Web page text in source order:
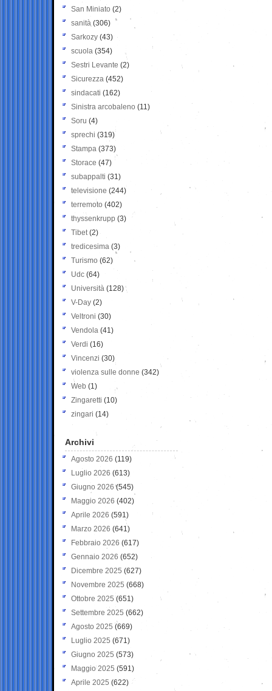
San Miniato (2)
sanità (306)
Sarkozy (43)
scuola (354)
Sestri Levante (2)
Sicurezza (452)
sindacati (162)
Sinistra arcobaleno (11)
Soru (4)
sprechi (319)
Stampa (373)
Storace (47)
subappalti (31)
televisione(244)
terremoto (402)
thyssenkrupp (3)
Tibet(2)
tredicesima (3)
Turismo (62)
Udc (64)
Università (128)
V-Day (2)
Veltroni (30)
Vendola (41)
Verdi (16)
Vincenzi (30)
violenza sulle donne (342)
Web (1)
Zingaretti (10)
zingari (14)
Archivi
Agosto 2026 (119)
Luglio 2026 (613)
Giugno 2026 (545)
Maggio 2026 (402)
Aprile 2026 (591)
Marzo 2026 (641)
Febbraio 2026 (617)
Gennaio 2026 (652)
Dicembre 2025 (627)
Novembre 2025 (668)
Ottobre 2025 (651)
Settembre 2025 (662)
Agosto 2025 (669)
Luglio 2025 (671)
Giugno 2025 (573)
Maggio 2025 (591)
Aprile 2025 (622)